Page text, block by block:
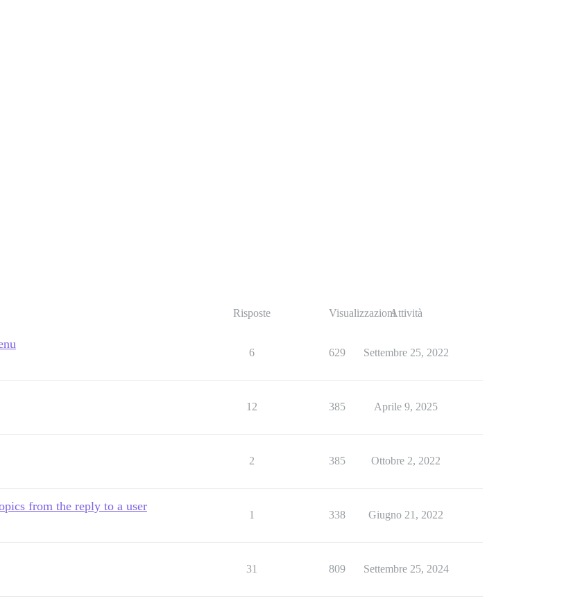
Risposte VisualizzazioniAttività
6 629 Settembre 25, 2022
12 385 Aprile 9, 2025
2 385 Ottobre 2, 2022
from the reply to a user
1 338 Giugno 21, 2022
31 809 Settembre 25, 2024